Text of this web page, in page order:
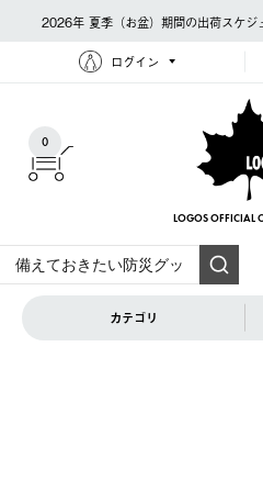
2026年 夏季（お盆）期間の出荷スケジ
ログイン
0
LOGOS OFFICIAL
カテゴリ